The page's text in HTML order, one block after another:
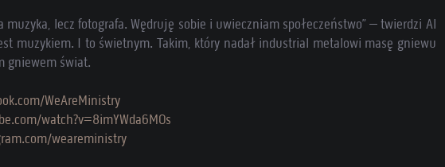
muzyka, lecz fotografa. Wędruję sobie i uwieczniam społeczeństwo” – twierdzi Al
muzykiem. I to świetnym. Takim, który nadał industrial metalowi masę gniewu
gniewem świat.
WeAreMinistry
watch?v=8imYWda6MOs
weareministry